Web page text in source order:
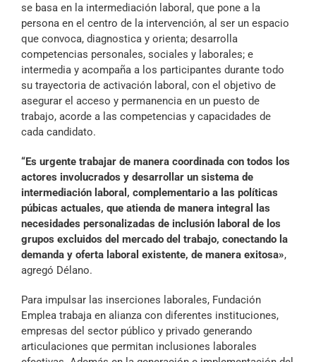
se basa en la intermediación laboral, que pone a la
persona en el centro de la intervención, al ser un espacio
que convoca, diagnostica y orienta; desarrolla
competencias personales, sociales y laborales; e
intermedia y acompaña a los participantes durante todo
su trayectoria de activación laboral, con el objetivo de
asegurar el acceso y permanencia en un puesto de
trabajo, acorde a las competencias y capacidades de
cada candidato.
“Es urgente trabajar de manera coordinada con todos los
actores involucrados y desarrollar un sistema de
intermediación laboral, complementario a las políticas
púbicas actuales, que atienda de manera integral las
necesidades personalizadas de inclusión laboral de los
grupos excluidos del mercado del trabajo, conectando la
demanda y oferta laboral existente, de manera exitosa»,
agregó Délano.
Para impulsar las inserciones laborales, Fundación
Emplea trabaja en alianza con diferentes instituciones,
empresas del sector público y privado generando
articulaciones que permitan inclusiones laborales